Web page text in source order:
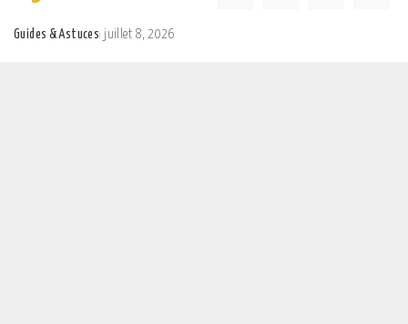
Guides & Astuces juillet 8, 2026